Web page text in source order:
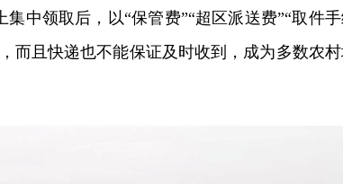
中领取后，以“保管费”“超区派送费”“取件
而且快递也不能保证及时收到，成为多数农